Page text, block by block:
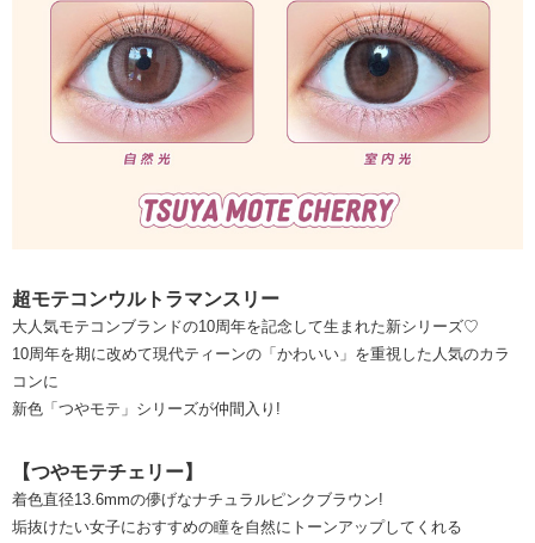
超モテコンウルトラマンスリー
大人気モテコンブランドの10周年を記念して生まれた新シリーズ♡
10周年を期に改めて現代ティーンの「かわいい」を重視した人気のカラ
コンに
新色「つやモテ」シリーズが仲間入り!
【つやモテチェリー】
着色直径13.6mmの儚げなナチュラルピンクブラウン!
垢抜けたい女子におすすめの瞳を自然にトーンアップしてくれる